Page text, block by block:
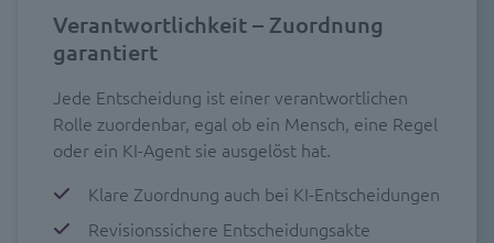
Verantwortlichkeit – Zuordnung
garantiert
Jede Entscheidung ist einer verantwortlichen
Rolle zuordenbar, egal ob ein Mensch, eine Regel
oder ein KI-Agent sie ausgelöst hat.
Klare Zuordnung auch bei KI-Entscheidungen
Revisionssichere Entscheidungsakte